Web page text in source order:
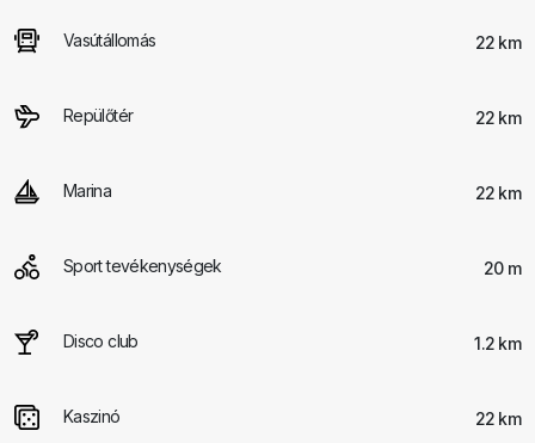
Vasútállomás 22 km
Repülőtér 22 km
Marina 22 km
Sport tevékenységek 20 m
Disco club 1.2 km
Kaszinó 22 km